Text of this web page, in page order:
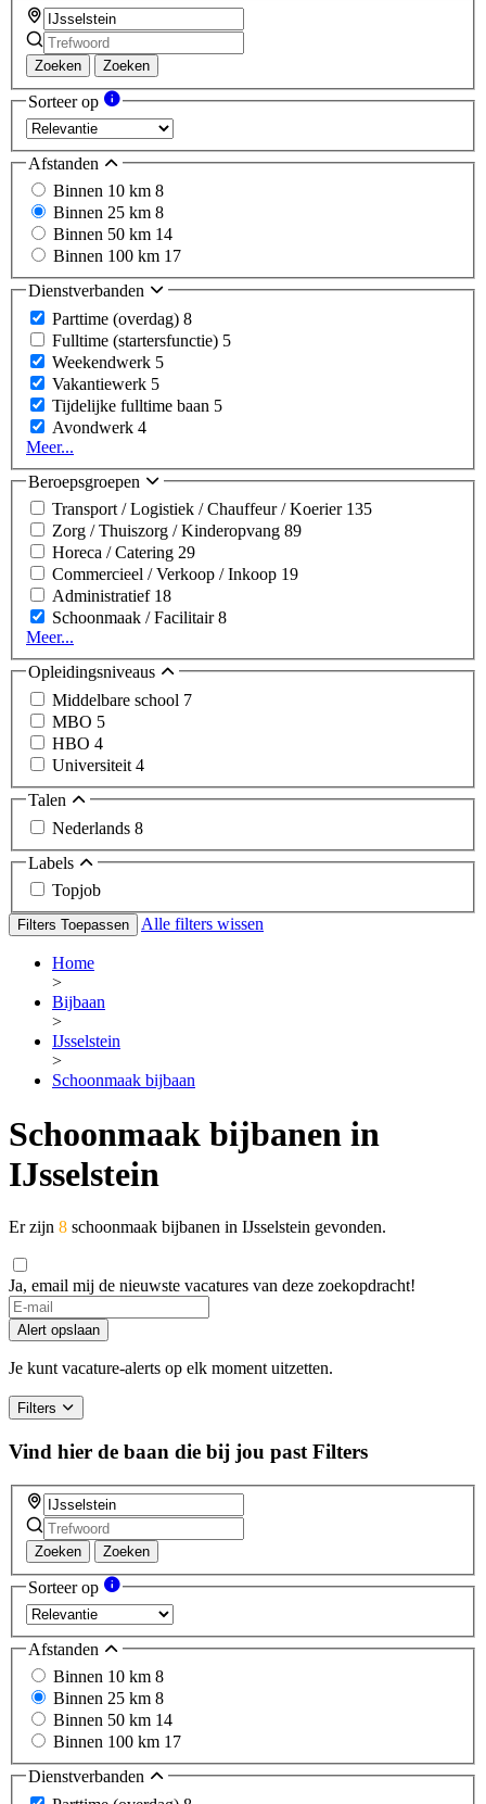
Zoeken Zoeken
Sorteer op
Afstanden
Binnen 10 km 8
Binnen 25 km 8
Binnen 50 km 14
Binnen 100 km 17
Dienstverbanden
Parttime (overdag) 8
Fulltime (startersfunctie) 5
Weekendwerk 5
Vakantiewerk 5
Tijdelijke fulltime baan 5
Avondwerk 4
Meer...
Beroepsgroepen
Transport / Logistiek / Chauffeur / Koerier 135
Zorg / Thuiszorg / Kinderopvang 89
Horeca / Catering 29
Commercieel / Verkoop / Inkoop 19
Administratief 18
Schoonmaak / Facilitair8
Meer...
Opleidingsniveaus
Middelbare school 7
MBO 5
HBO 4
Universiteit 4
Talen
Nederlands 8
Labels
Topjob
Filters Toepassen Alle filters wissen
Home
>
Bijbaan
>
IJsselstein
>
Schoonmaak bijbaan
Schoonmaak bijbanen in
IJsselstein
Er zijn 8 schoonmaak bijbanen in IJsselstein gevonden.
Ja, email mij de nieuwste vacatures van deze zoekopdracht!
Alert opslaan
Je kunt vacature-alerts op elk moment uitzetten.
Filters
Vind hier de baan die bij jou past Filters
Zoeken Zoeken
Sorteer op
Afstanden
Binnen 10 km 8
Binnen 25 km 8
Binnen 50 km 14
Binnen 100 km 17
Dienstverbanden